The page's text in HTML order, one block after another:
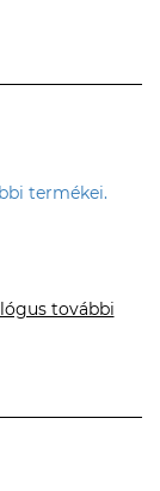
termékei.
további